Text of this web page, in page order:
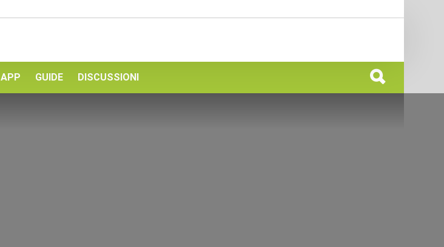
APP GUIDE DISCUSSIONI